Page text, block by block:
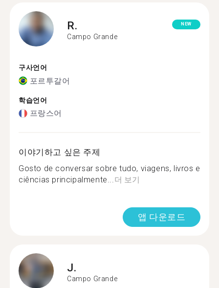
R.
Campo Grande
NEW
구사언어
포르투갈어
학습언어
프랑스어
이야기하고 싶은 주제
Gosto de conversar sobre tudo, viagens, livros e
ciências principalmente...더 보기
앱 다운로드
J.
Campo Grande